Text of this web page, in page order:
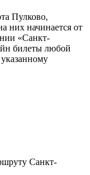
Пулково,
них начинается от
«Санкт-
билеты любой
Санкт-